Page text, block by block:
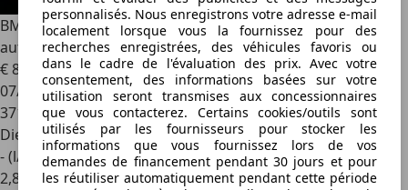
BMW 530530d 3.0 (E60) LCI 235ch Pack M Boîte
automatique
€ 8 000
07/2007
371 800 km
Diesel
- (l/100 km)
2,8
personnalisés. Nous enregistrons votre adresse e-mail
localement lorsque vous la fournissez pour des
recherches enregistrées, des véhicules favoris ou
dans le cadre de l'évaluation des prix. Avec votre
consentement, des informations basées sur votre
utilisation seront transmises aux concessionnaires
que vous contacterez. Certains cookies/outils sont
utilisés par les fournisseurs pour stocker les
informations que vous fournissez lors de vos
demandes de financement pendant 30 jours et pour
les réutiliser automatiquement pendant cette période